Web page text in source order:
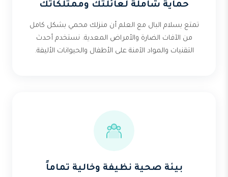
حماية شاملة لعائلتك وممتلكاتك
تمتع بسلام البال مع العلم أن منزلك محمي بشكل كامل
من الآفات الضارة والأمراض المعدية. نستخدم أحدث
التقنيات والمواد الآمنة على الأطفال والحيوانات الأليفة.
بيئة صحية نظيفة وخالية تماماً